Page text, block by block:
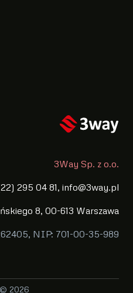
3Way Sp. z o.o.
295 04 81, info@3way.pl
8, 00-613 Warszawa
NIP: 701-00-35-989
2026